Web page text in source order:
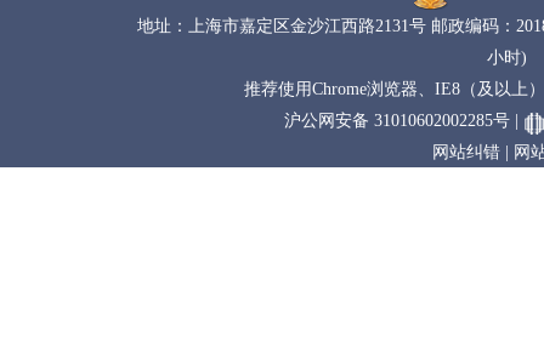
地址：上海市嘉定区金沙江西路2131号 邮政编码：
小时)
推荐使用Chrome浏览器、IE8（及以上
沪公网安备 31010602002285号|
网站纠错
网